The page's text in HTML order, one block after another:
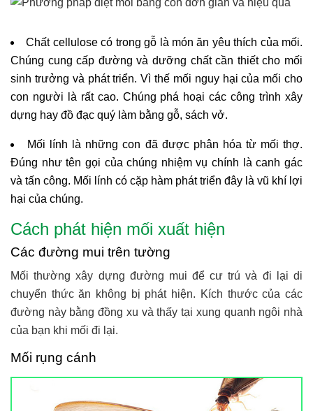
Chất cellulose có trong gỗ là món ăn yêu thích của mối.
Chúng cung cấp đường và dưỡng chất cần thiết cho mối
sinh trưởng và phát triển. Vì thế mối nguy hại của mối cho
con người là rất cao. Chúng phá hoại các công trình xây
dựng hay đồ đạc quý làm bằng gỗ, sách vở.
Mối lính là những con đã được phân hóa từ mối thợ.
Đúng như tên gọi của chúng nhiệm vụ chính là canh gác
và tấn công. Mối lính có cặp hàm phát triển đây là vũ khí lợi
hại của chúng.
Cách phát hiện mối xuất hiện
Các đường mui trên tường
Mối thường xây dựng đường mui để cư trú và đi lại di
chuyển thức ăn không bị phát hiện. Kích thước của các
đường này bằng đồng xu và thấy tại xung quanh ngôi nhà
của bạn khi mối đi lại.
Mối rụng cánh